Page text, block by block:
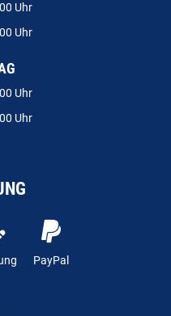
Uhr
Uhr
Uhr
Uhr
PayPal